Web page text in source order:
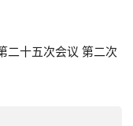
二十五次会议 第二次